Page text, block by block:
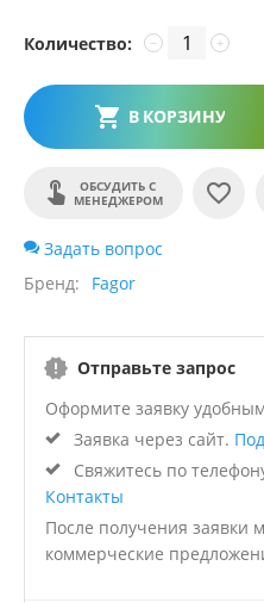
Количество: +
−
В КОРЗИНУ
ОБСУДИТЬ С
МЕНЕДЖЕРОМ
Задать вопрос
Бренд
Fagor
Отправьте запрос
Оформите заявку
Заявка через сайт.
Свяжитесь по
Контакты
После получения заявки
коммерческие